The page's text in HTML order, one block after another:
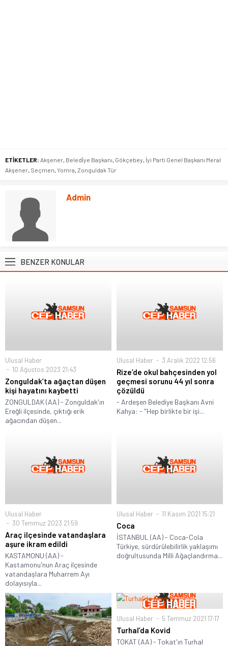
ETİKETLER: Akşener, Beledi̇ye Başkanı, Gökçebey, İyi Parti Genel Başkanı Meral
Akşener, Seçmen, Yomra, Zonguldak Tür
Admin
BENZER KONULAR
Ulusal Haber
10 Ağustos 2023 21:43
Zonguldak’ta ağaçtan düşen
kişi hayatını kaybetti
ZONGULDAK (AA) - Zonguldak'ın
Ereğli ilçesinde, çıktığı erik
ağacından düşen...
Ulusal Haber 3 Aralık 2022 12:56
Rize’de okul bahçesinden yol
geçmesi sorunu 44 yıl sonra
çözüldü
- Ardeşen Belediye Başkanı Avni
Kahya: - "Hep birlikte bir işi...
Ulusal Haber
30 Temmuz 2023 21:59
Araç ilçesinde vatandaşlara
aşure ikram edildi
KASTAMONU (AA) -
Kastamonu'nun Araç ilçesinde
vatandaşlara Muharrem Ayı
dolayısıyla...
Ulusal Haber 11 Kasım 2021 15:21
Coca
İSTANBUL (AA) - Coca-Cola
Türkiye, sürdürülebilirlik yaklaşımı
doğrultusunda Milli Ağaçlandırma...
Ulusal Haber 5 Temmuz 2021 17:17
Turhal’da Kovid
TOKAT (AA) - Tokat'ın Turhal